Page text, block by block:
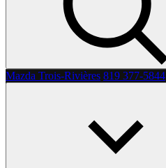
Mazda Trois-Rivières 819 377-5844